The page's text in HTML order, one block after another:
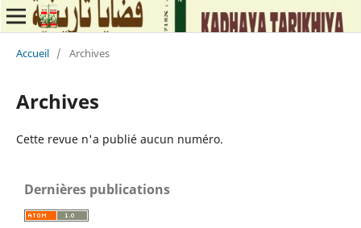
Accueil / Archives
Archives
Cette revue n'a publié aucun numéro.
Dernières publications